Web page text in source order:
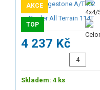
AKCE
TOP
4 237 Kč
Skladem: 4 ks